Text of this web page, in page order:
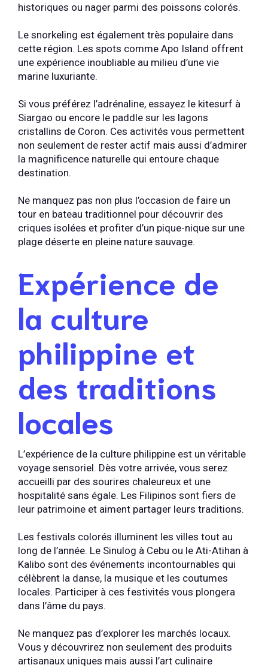
historiques ou nager parmi des poissons colorés.
Le snorkeling est également très populaire dans
cette région. Les spots comme Apo Island offrent
une expérience inoubliable au milieu d’une vie
marine luxuriante.
Si vous préférez l’adrénaline, essayez le kitesurf à
Siargao ou encore le paddle sur les lagons
cristallins de Coron. Ces activités vous permettent
non seulement de rester actif mais aussi d’admirer
la magnificence naturelle qui entoure chaque
destination.
Ne manquez pas non plus l’occasion de faire un
tour en bateau traditionnel pour découvrir des
criques isolées et profiter d’un pique-nique sur une
plage déserte en pleine nature sauvage.
Expérience de
la culture
philippine et
des traditions
locales
L’expérience de la culture philippine est un véritable
voyage sensoriel. Dès votre arrivée, vous serez
accueilli par des sourires chaleureux et une
hospitalité sans égale. Les Filipinos sont fiers de
leur patrimoine et aiment partager leurs traditions.
Les festivals colorés illuminent les villes tout au
long de l’année. Le Sinulog à Cebu ou le Ati-Atihan à
Kalibo sont des événements incontournables qui
célèbrent la danse, la musique et les coutumes
locales. Participer à ces festivités vous plongera
dans l’âme du pays.
Ne manquez pas d’explorer les marchés locaux.
Vous y découvrirez non seulement des produits
artisanaux uniques mais aussi l’art culinaire